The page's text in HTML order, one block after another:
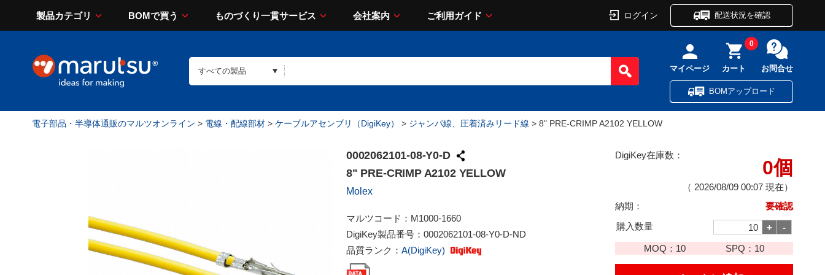
製品カテゴリ BOMで買う ものづくり一貫サービス 会社案内 ご利用ガイド ログイン 配送状況を確認
マイページ カート
0
お問合せ
BOMアップロード
電子部品・半導体通販のマルツオンライン > 電線・配線部材 > ケーブルアセンブリ（DigiKey） > ジャンパ線、圧着済みリード線 > 8" PRE-CRIMP A2102 YELLOW
0002062101-08-Y0-D
8" PRE-CRIMP A2102 YELLOW
Molex
マルツコード： M1000-1660
DigiKey製品番号： 0002062101-08-Y0-D-ND
品質ランク： A(DigiKey)
DigiKey在庫数：
0個
（ 2026/08/09 00:07 現在）
納期：
要確認
購入数量
MOQ： 10 SPQ： 10